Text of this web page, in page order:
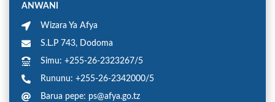
ANWANI
Wizara Ya Afya
S.L.P 743, Dodoma
Simu: +255-26-2323267/5
Rununu: +255-26-2342000/5
Barua pepe: ps@afya.go.tz